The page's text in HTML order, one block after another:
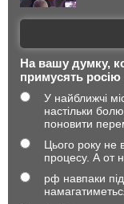
На вашу думку,
примусять росію
У найближчі
настільки
поновити
Цього року не
процесу. А от
рф навпаки